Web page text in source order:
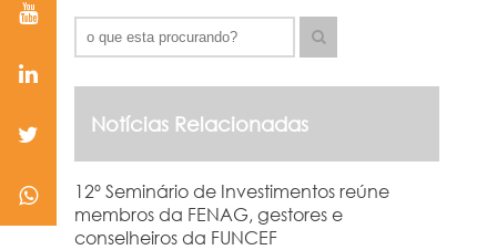
Notícias Relacionadas
12º Seminário de Investimentos reúne
membros da FENAG, gestores e
conselheiros da FUNCEF